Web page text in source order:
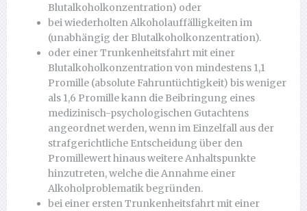
Blutalkoholkonzentration) oder
bei wiederholten Alkoholauffälligkeiten im
(unabhängig der Blutalkoholkonzentration).
oder einer Trunkenheitsfahrt mit einer
Blutalkoholkonzentration von mindestens 1,1
Promille (absolute Fahruntüchtigkeit) bis weniger
als 1,6 Promille kann die Beibringung eines
medizinisch-psychologischen Gutachtens
angeordnet werden, wenn im Einzelfall aus der
strafgerichtliche Entscheidung über den
Promillewert hinaus weitere Anhaltspunkte
hinzutreten, welche die Annahme einer
Alkoholproblematik begründen.
bei einer ersten Trunkenheitsfahrt mit einer